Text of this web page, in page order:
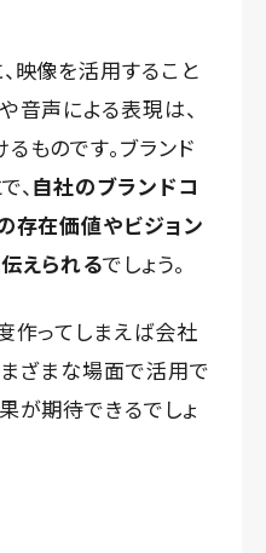
映像を活用すること
音声による表現は、
ものです。ブランド
、 自社のブランドコ
存在価値やビジョン
えられるでしょう。
作ってしまえば会社
ざまな場面で活用で
が期待できるでしょ